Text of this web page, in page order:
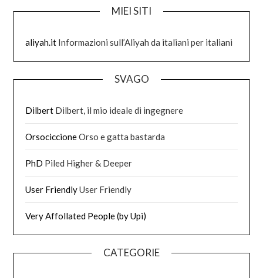
MIEI SITI
aliyah.it Informazioni sull’Aliyah da italiani per italiani
SVAGO
Dilbert Dilbert, il mio ideale di ingegnere
OrsociccioneOrso e gatta bastarda
PhD Piled Higher & Deeper
User FriendlyUser Friendly
Very Affollated People (by Upi)
CATEGORIE